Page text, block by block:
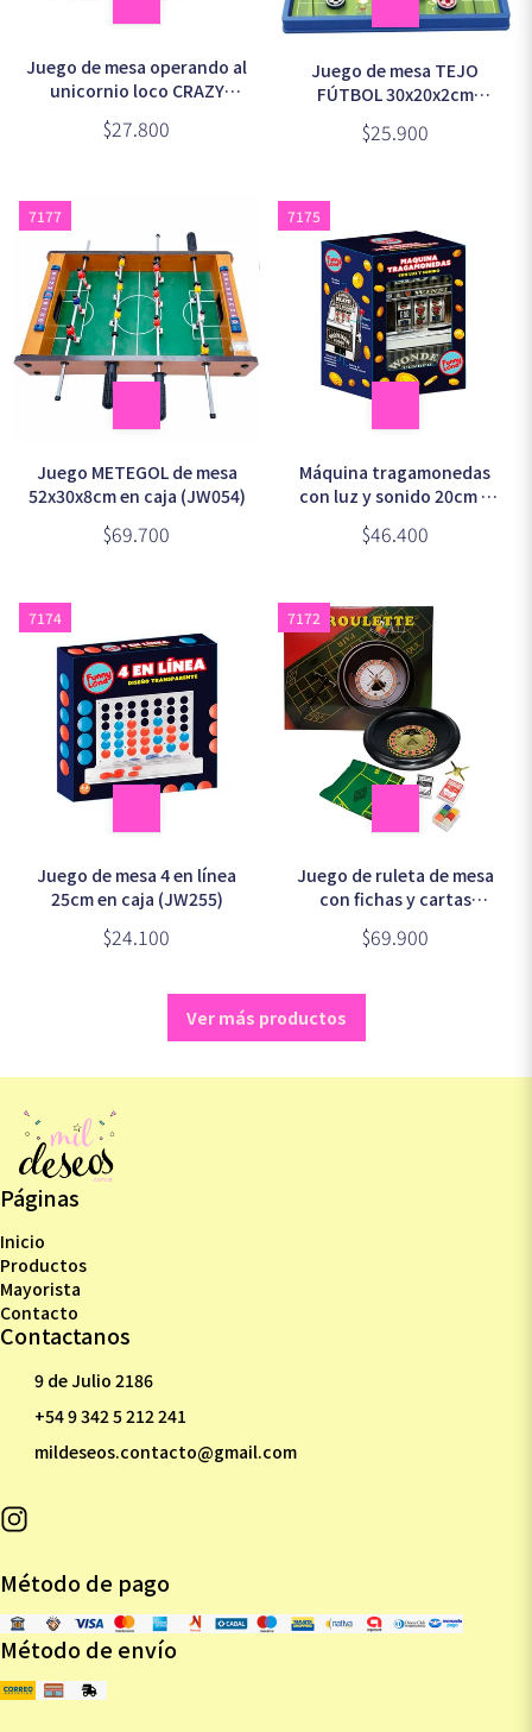
Juego de mesa operando al
unicornio loco CRAZY
$27.800
Juego de mesa TEJO
FÚTBOL 30x20x2cm
(GS017)
$25.900
7177
Juego METEGOL de mesa
52x30x8cm en caja (JW054)
$69.700
7175
Máquina tragamonedas
con luz y sonido 20cm a
pilas (JW266)
$46.400
7174
Juego de mesa 4 en línea
25cm en caja (JW255)
$24.100
7172
Juego de ruleta de mesa
con fichas y cartas
$69.900
Ver más productos
Páginas
Inicio
Productos
Mayorista
Contacto
Contactanos
9 de Julio 2186
+54 9 342 5 212 241
mildeseos.contacto@gmail.com
Método de pago
Método de envío